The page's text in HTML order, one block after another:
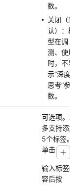
数。
关闭（默
认）：模
型在调
测、使用
时，不显
示“深度
思考”参
数。
可选项。最
多支持添加
5个标签。
单击
输入标签内
容后按